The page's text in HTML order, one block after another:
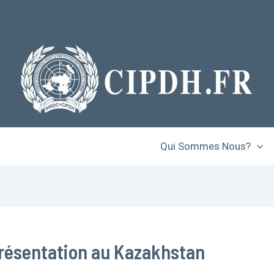
Qui Sommes Nous?
au Kazakhstan